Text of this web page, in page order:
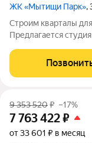
ЖК «Мытищи Парк»,
Строим кварталы
Предлагается
"Мытищи Парк".Квартиру в
как с отделкой, так и
9 353 520₽ –17%
7 763 422₽
от 33 601 ₽ в месяц